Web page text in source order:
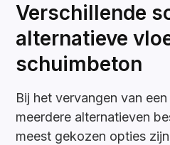
Verschillende
alternatieve
schuimbeton
Bij het vervangen van
meerdere alternatieven
meest gekozen opties